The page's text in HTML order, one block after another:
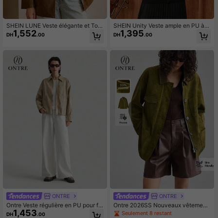
SHEIN LUNE Veste élégante et Top
de gamme pour femme, style veste
de ville
DH1,552.00
ONTRE
Ontre Veste régulière en PU pour fe
mmes, vêtement d'extérieur de styl
DH1,453.00
SHEIN Unity Veste ample en PU à c
ol châle pour femmes
DH1,395.00
ONTRE
Ontre 2026SS Nouveaux vêtement
s polyvalents pour femmes pour le
Seulement 8 restant